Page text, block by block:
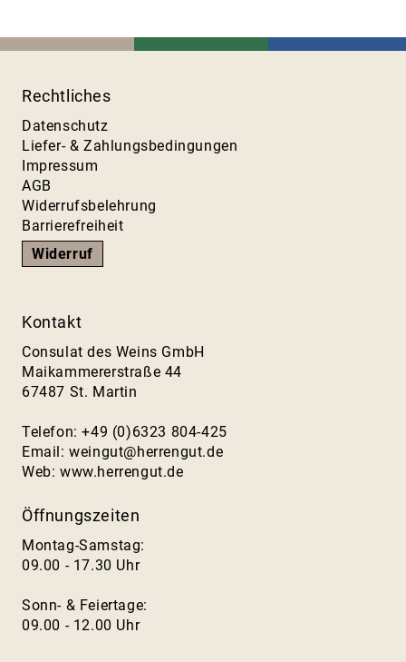
Rechtliches
Datenschutz
Liefer- & Zahlungsbedingungen
Impressum
AGB
Widerrufsbelehrung
Barrierefreiheit
Widerruf
Kontakt
Consulat des Weins GmbH
Maikammererstraße 44
67487 St. Martin
Telefon: +49 (0)6323 804-425
Email:weingut@herrengut.de
Web: www.herrengut.de
Öffnungszeiten
Montag-Samstag:
09.00 - 17.30 Uhr
Sonn- & Feiertage:
09.00 - 12.00 Uhr